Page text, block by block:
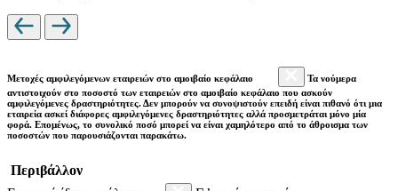
Μετοχές αμφιλεγόμενων εταιρειών στο αμοιβαίο κεφάλαιο
Τα νούμερα
αντιστοιχούν στο ποσοστό των εταιρειών στο αμοιβαίο κεφάλαιο που ασκούν
αμφιλεγόμενες δραστηριότητες. Δεν μπορούν να συνοψιστούν επειδή είναι πιθανό ότι μια
εταιρεία ασκεί διάφορες αμφιλεγόμενες δραστηριότητες αλλά προσμετράται μόνο μία
φορά. Επομένως, το συνολικό ποσό μπορεί να είναι χαμηλότερο από το άθροισμα των
ποσοστών που παρουσιάζονται παρακάτω.
Περιβάλλον